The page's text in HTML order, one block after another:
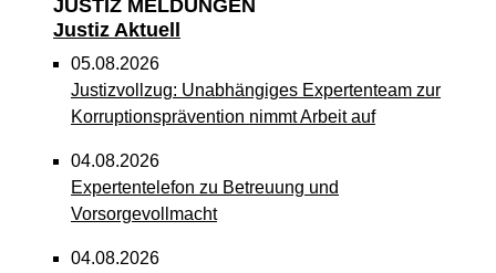
JUSTIZ MELDUNGEN
Justiz Aktuell
05.08.2026
Justizvollzug: Unabhängiges Expertenteam zur
Korruptionsprävention nimmt Arbeit auf
04.08.2026
Expertentelefon zu Betreuung und
Vorsorgevollmacht
04.08.2026